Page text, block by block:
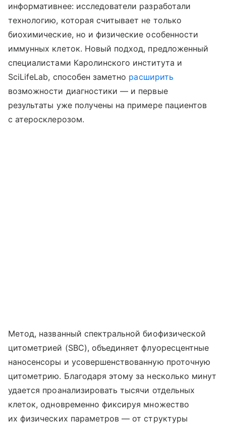
информативнее: исследователи разработали
технологию, которая считывает не только
биохимические, но и физические особенности
иммунных клеток. Новый подход, предложенный
специалистами Каролинского института и
SciLifeLab, способен заметно расширить
возможности диагностики — и первые
результаты уже получены на примере пациентов
с атеросклерозом.
Метод, названный спектральной биофизической
цитометрией (SBC), объединяет флуоресцентные
наносенсоры и усовершенствованную проточную
цитометрию. Благодаря этому за несколько минут
удается проанализировать тысячи отдельных
клеток, одновременно фиксируя множество
их физических параметров — от структуры